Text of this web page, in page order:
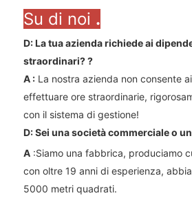
Su di noi .
D: La tua azienda richiede ai
straordinari??
A : La nostra azienda non consente
effettuare ore straordinarie,
con il sistema di gestione!
D: Sei una società commerciale o
A :Siamo una fabbrica, produciamo
con oltre 19 anni di esperienza,
5000 metri quadrati.